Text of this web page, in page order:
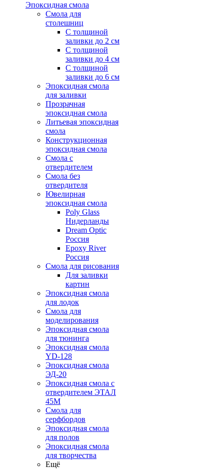
Эпоксидная смола
Смола для
столешниц
С толщиной
заливки до 2 см
С толщиной
заливки до 4 см
С толщиной
заливки до 6 см
Эпоксидная смола
для заливки
Прозрачная
эпоксидная смола
Литьевая эпоксидная
смола
Конструкционная
эпоксидная смола
Смола с
отвердителем
Смола без
отвердителя
Ювелирная
эпоксидная смола
Poly Glass
Нидерланды
Dream Optic
Россия
Epoxy River
Россия
Смола для рисования
Для заливки
картин
Эпоксидная смола
для лодок
Смола для
моделирования
Эпоксидная смола
для тюнинга
Эпоксидная смола
YD-128
Эпоксидная смола
ЭД-20
Эпоксидная смола с
отвердителем ЭТАЛ
45М
Смола для
серфбордов
Эпоксидная смола
для полов
Эпоксидная смола
для творчества
Ещё